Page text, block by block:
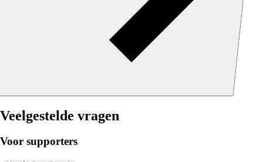
Veelgestelde vragen
Voor supporters